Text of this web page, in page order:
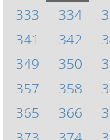
333
334
341
342
349
350
357
358
365
366